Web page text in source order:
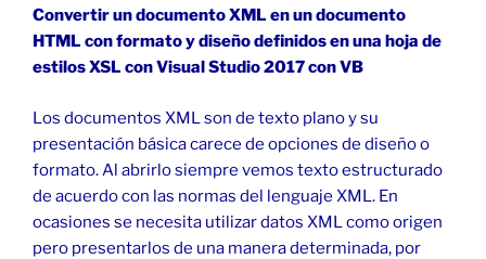
VS
2022
(VB
C#)»
Convertir un documento XML en un documento
HTML con formato y diseño definidos en una hoja de
estilos XSL con Visual Studio 2017 con VB
Los documentos XML son de texto plano y su
presentación básica carece de opciones de diseño o
formato. Al abrirlo siempre vemos texto estructurado
de acuerdo con las normas del lenguaje XML. En
ocasiones se necesita utilizar datos XML como origen
pero presentarlos de una manera determinada, por